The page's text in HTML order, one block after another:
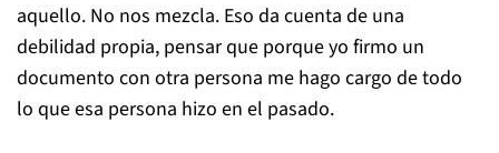
aquello. No nos mezcla. Eso da cuenta de una
debilidad propia, pensar que porque yo firmo un
documento con otra persona me hago cargo de todo
lo que esa persona hizo en el pasado.